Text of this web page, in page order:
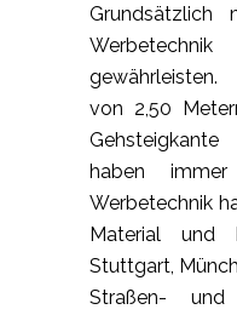
Grundsätzlich
Werbetechnik
von 2,50
haben
Werbetechnik
Material und
Stuttgart,
Straßen-